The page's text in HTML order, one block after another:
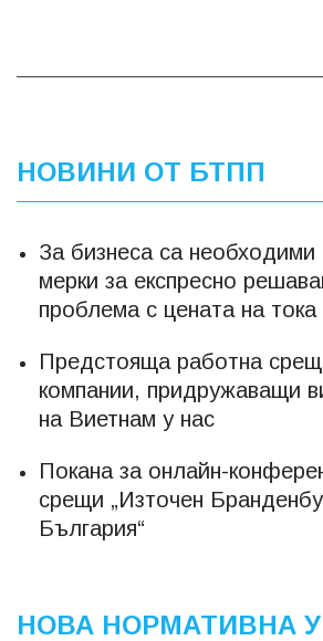
НОВИНИ ОТ БТПП
За бизнеса са
мерки за експресно
проблема с цената на тока
Предстояща работна
компании, придружаващи
на Виетнам у нас
Покана за онлайн-
срещи „Източен
България“
НОВА НОРМАТИВНА